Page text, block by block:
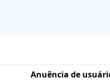
Anuência de